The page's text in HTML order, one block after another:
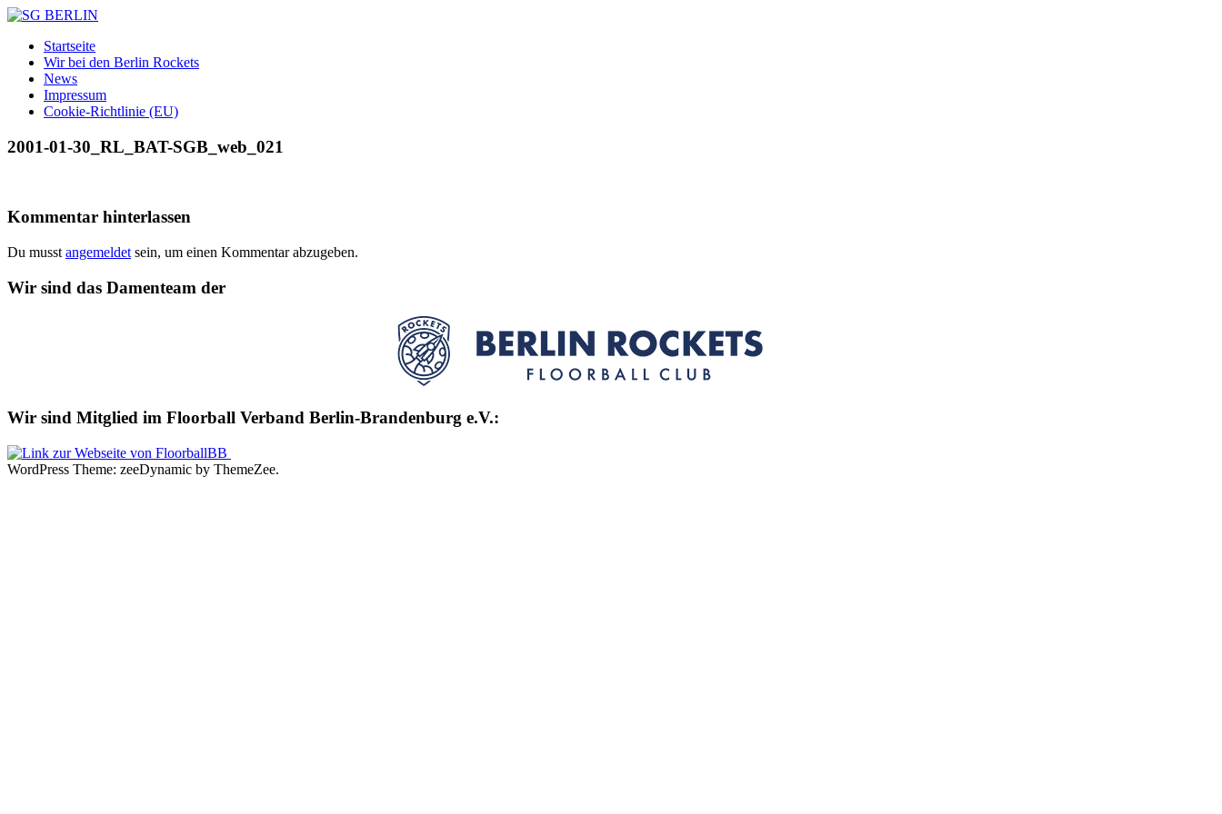
Zum
springen
BERLIN
DAMEN
FLOORBALL
TEAM
Startseite
Wir bei den Berlin Rockets
News
Impressum
Cookie-Richtlinie (EU)
2001-01-30_RL_BAT-SGB_web_021
Kommentar hinterlassen
Du musst angemeldet sein, um einen Kommentar abzugeben.
Wir sind das Damenteam der
Wir sind Mitglied im Floorball Verband Berlin-Brandenburg e.V.:
WordPress Theme: zeeDynamic by ThemeZee.